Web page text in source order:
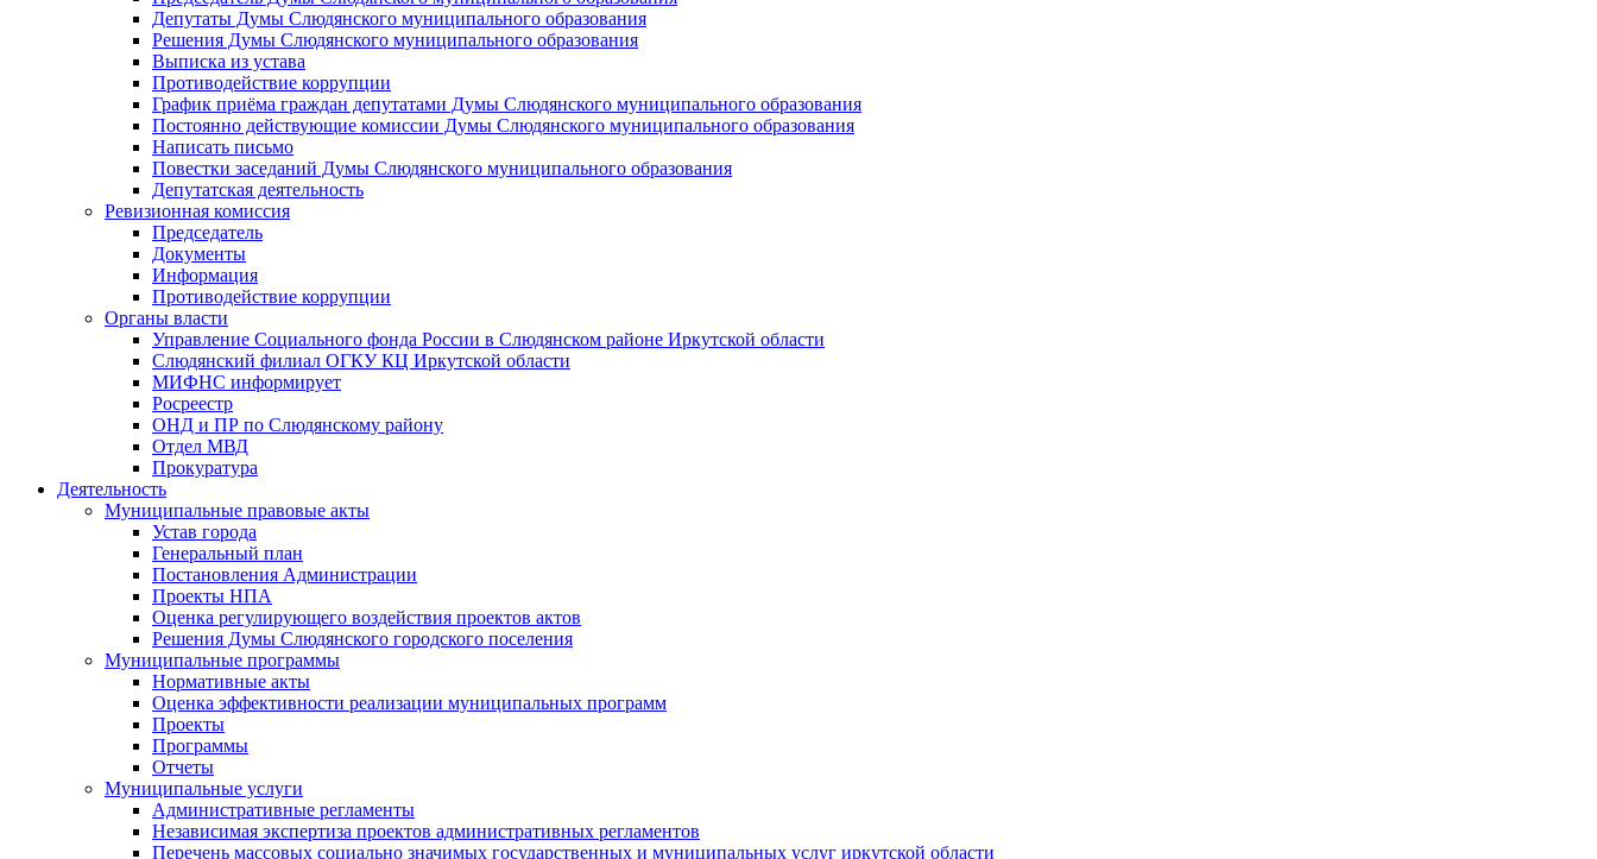
Депутаты Думы Слюдянского муниципального образования
Решения Думы Слюдянского муниципального образования
Выписка из устава
Противодействие коррупции
График приёма граждан депутатами Думы Слюдянского муниципального образования
Постоянно действующие комиссии Думы Слюдянского муниципального образования
Написать письмо
Повестки заседаний Думы Слюдянского муниципального образования
Депутатская деятельность
Ревизионная комиссия
Председатель
Документы
Информация
Противодействие коррупции
Органы власти
Управление Социального фонда России в Слюдянском районе Иркутской области
Слюдянский филиал ОГКУ КЦ Иркутской области
МИФНС информирует
Росреестр
ОНД и ПР по Слюдянскому району
Отдел МВД
Прокуратура
Деятельность
Муниципальные правовые акты
Устав города
Генеральный план
Постановления Администрации
Проекты НПА
Оценка регулирующего воздействия проектов актов
Решения Думы Слюдянского городского поселения
Муниципальные программы
Нормативные акты
Оценка эффективности реализации муниципальных программ
Проекты
Программы
Отчеты
Муниципальные услуги
Административные регламенты
Независимая экспертиза проектов административных регламентов
Перечень массовых социально значимых государственных и муниципальных услуг иркутской области